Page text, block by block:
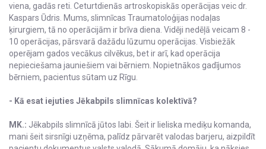
viena, gadās reti. Ceturtdienās artroskopiskās operācijas veic dr.
Kaspars Ūdris. Mums, slimnīcas Traumatoloģijas nodaļas
ķirurgiem, tā no operācijām ir brīva diena. Vidēji nedēļā veicam 8 -
10 operācijas, pārsvarā dažādu lūzumu operācijas. Visbiežāk
operējam gados vecākus cilvēkus, bet ir arī, kad operācija
nepieciešama jauniešiem vai bērniem. Nopietnākos gadījumos
bērniem, pacientus sūtam uz Rīgu.
- Kā esat iejuties Jēkabpils slimnīcas kolektīvā?
MK.: Jēkabpils slimnīcā jūtos labi. Šeit ir lieliska mediķu komanda,
mani šeit sirsnīgi uzņēma, palīdz pārvarēt valodas barjeru, aizpildīt